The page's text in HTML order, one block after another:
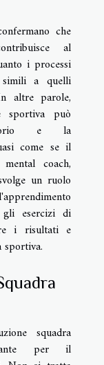
che
al
i processi
simili a quelli
altre parole,
sportiva può
e la
come se il
coach,
un ruolo
gli esercizi di
i risultati e
sportiva.
squadra
per il